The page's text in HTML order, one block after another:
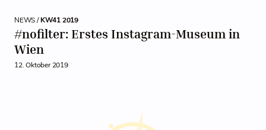
NEWS /KW41 2019
#nofilter: Erstes Instagram-Museum in
Wien
12. Oktober 2019